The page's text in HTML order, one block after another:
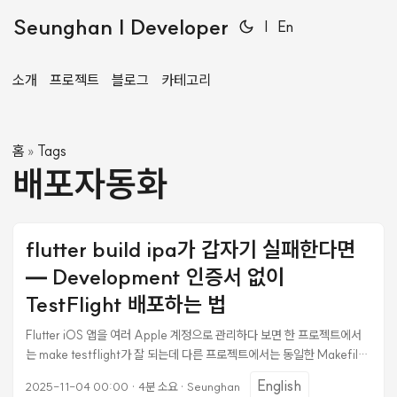
Seunghan | Developer | En
소개 프로젝트 블로그 카테고리
홈 » Tags
배포자동화
flutter build ipa가 갑자기 실패한다면
— Development 인증서 없이
TestFlight 배포하는 법
Flutter iOS 앱을 여러 Apple 계정으로 관리하다 보면 한 프로젝트에서
는 make testflight가 잘 되는데 다른 프로젝트에서는 동일한 Makefile
(Xcode): No signing certificate "iOS Development" found: No
2025-11-04 00:00 · 4분 소요· Seunghan English